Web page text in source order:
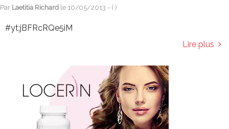
Par Laetitia Richard le 10/05/2013 - ( )
#yt:jBFRcRQe5iM
Lire plus